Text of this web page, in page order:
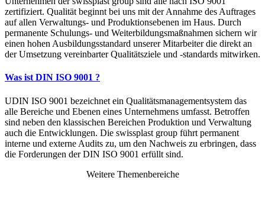
zertifiziert. Qualität beginnt bei uns mit der Annahme des Auftrages
auf allen Verwaltungs- und Produktions­ebenen im Haus. Durch
permanente Schulungs- und Weiterbildungs­maßnahmen sichern wir
einen hohen Ausbildungs­standard unserer Mitarbeiter die direkt an
der Umsetzung vereinbarter Qualitäts­ziele und -standards mitwirken.
Was ist DIN ISO 9001 ?
UDIN ISO 9001 bezeichnet ein Qualitäts­management­system das
alle Bereiche und Ebenen eines Unternehmens umfasst. Betroffen
sind neben den klassischen Bereichen Produktion und Verwaltung
auch die Entwicklungen. Die swissplast group führt permanent
interne und externe Audits zu, um den Nachweis zu erbringen, dass
die Forderungen der DIN ISO 9001 erfüllt sind.
Weitere Themenbereiche